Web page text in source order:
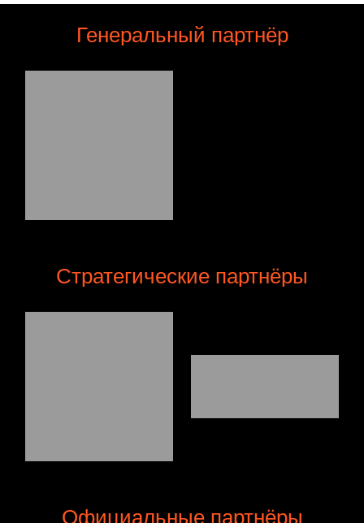
Генеральный партнёр
Стратегические партнёры
Официальные партнёры